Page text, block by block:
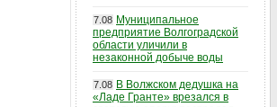
7.08 Муниципальное
предприятие Волгоградской
области уличили в
незаконной добыче воды
7.08 В Волжском дедушка на
«Ладе Гранте» врезался в